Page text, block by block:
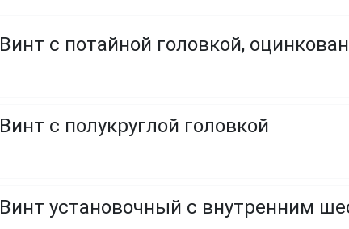
Винт с потайной головкой,
Винт с полукруглой головкой
Винт установочный с внутренним